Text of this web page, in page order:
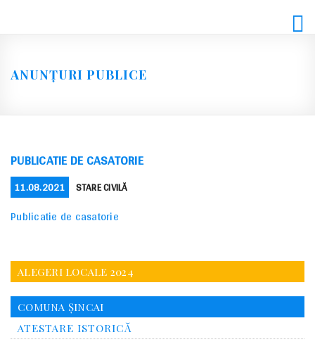
ANUNȚURI PUBLICE
PUBLICATIE DE CASATORIE
POSTED
ON
11.08.2021 CATEGORIES
STARE CIVILĂ
Publicatie de casatorie
ALEGERI LOCALE 2024
COMUNA ȘINCAI
ATESTARE ISTORICĂ